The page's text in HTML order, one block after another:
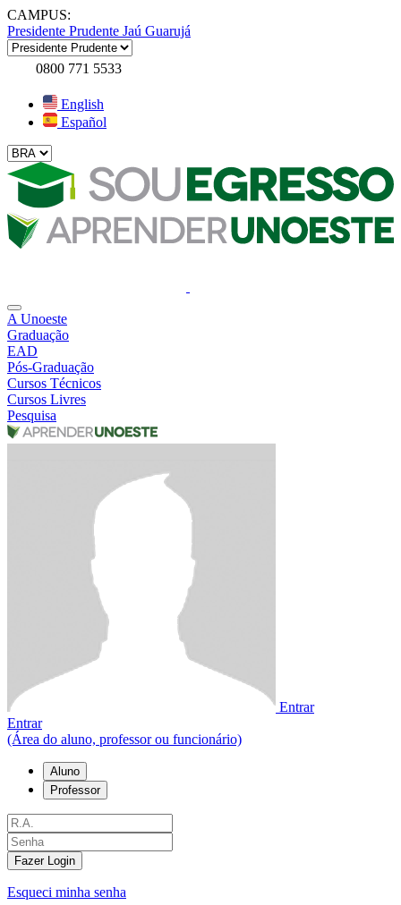
CAMPUS:
Presidente Prudente Jaú Guarujá
0800 771 5533
English
Español
A Unoeste
Graduação
EAD
Pós-Graduação
Cursos Técnicos
Cursos Livres
Pesquisa
Entrar
Entrar
(Área do aluno, professor ou funcionário)
Aluno
Professor
Fazer Login
Esqueci minha senha